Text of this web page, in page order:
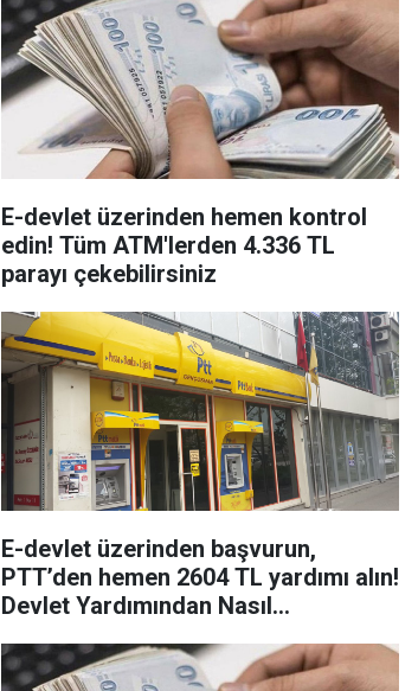
E-devlet üzerinden hemen kontrol
edin! Tüm ATM'lerden 4.336 TL
parayı çekebilirsiniz
E-devlet üzerinden başvurun,
PTT’den hemen 2604 TL yardımı alın!
Devlet Yardımından Nasıl